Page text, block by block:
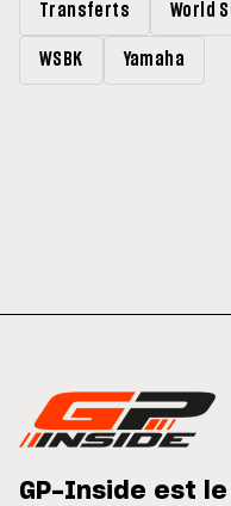
Transferts World
WSBK Yamaha
GP-Inside est